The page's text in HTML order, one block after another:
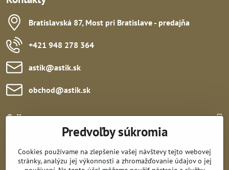
Bratislavská 87, Most pri Bratislave - predajňa
+421 948 278 364
astik​@astik​.sk
obchod​@astik​.sk
Odkazy:
Predvoľby súkromia
Cookies používame na zlepšenie vašej návštevy tejto webovej
stránky, analýzu jej výkonnosti a zhromažďovanie údajov o jej